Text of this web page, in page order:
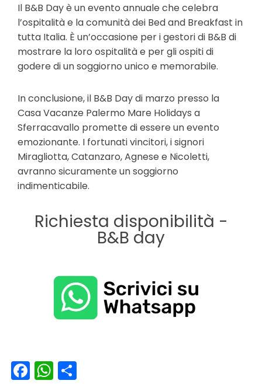
Il B&B Day è un evento annuale che celebra
l’ospitalità e la comunità dei Bed and Breakfast in
tutta Italia. È un’occasione per i gestori di B&B di
mostrare la loro ospitalità e per gli ospiti di
godere di un soggiorno unico e memorabile.
In conclusione, il B&B Day di marzo presso la
Casa Vacanze Palermo Mare Holidays a
Sferracavallo promette di essere un evento
emozionante. I fortunati vincitori, i signori
Miragliotta, Catanzaro, Agnese e Nicoletti,
avranno sicuramente un soggiorno
indimenticabile.
Richiesta disponibilità -
B&B day
Facebook
WhatsApp